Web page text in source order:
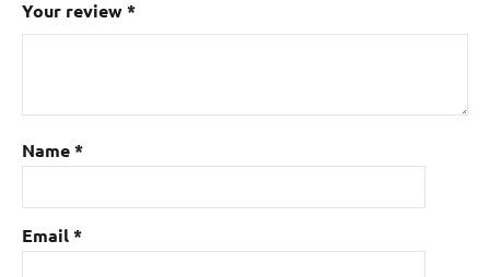
Your review*
Name*
Email*